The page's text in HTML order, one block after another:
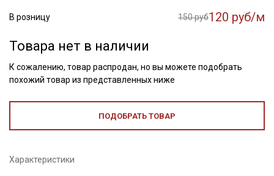
В розницу 150 руб120 руб/м
Товара нет в наличии
К сожалению, товар распродан, но вы можете подобрать
похожий товар из представленных ниже
ПОДОБРАТЬ ТОВАР
Характеристики